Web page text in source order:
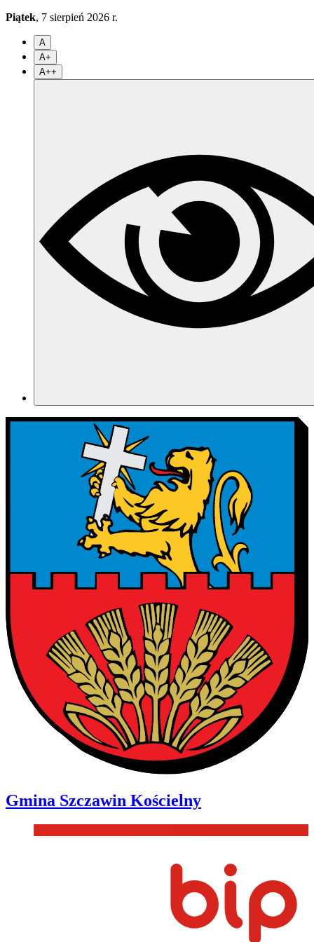
Piątek, 7 sierpień 2026 r.
A
A+
A++
Gmina Szczawin Kościelny